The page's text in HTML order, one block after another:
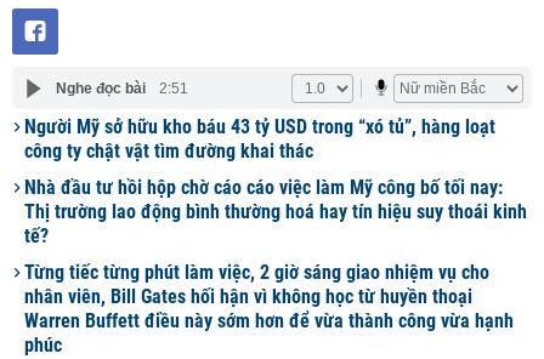
Nghe đọc bài 2:51
Người Mỹ sở hữu kho báu 43 tỷ USD trong “xó tủ”, hàng loạt
công ty chật vật tìm đường khai thác
Nhà đầu tư hồi hộp chờ cáo cáo việc làm Mỹ công bố tối nay:
Thị trường lao động bình thường hoá hay tín hiệu suy thoái kinh
tế?
Từng tiếc từng phút làm việc, 2 giờ sáng giao nhiệm vụ cho
nhân viên, Bill Gates hối hận vì không học từ huyền thoại
Warren Buffett điều này sớm hơn để vừa thành công vừa hạnh
phúc